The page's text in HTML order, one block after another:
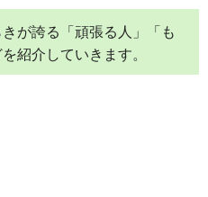
が誇る「頑張る人」「も
紹介していきます。